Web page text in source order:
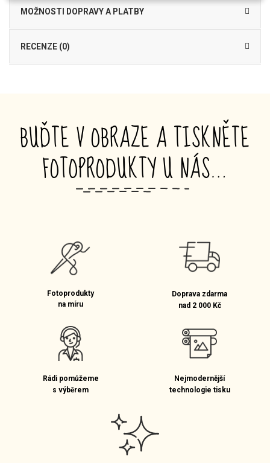
MOŽNOSTI DOPRAVY A PLATBY
RECENZE (0)
BUĎTE V OBRAZE A TISKNĚTE
FOTOPRODUKTY U NÁS…
_
Fotoprodukty
na míru
Doprava zdarma
nad 2 000 Kč
Rádi pomůžeme
s výběrem
Nejmodernější
technologie tisku